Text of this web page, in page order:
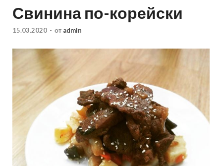
Свинина по-корейски
15.03.2020 - от admin